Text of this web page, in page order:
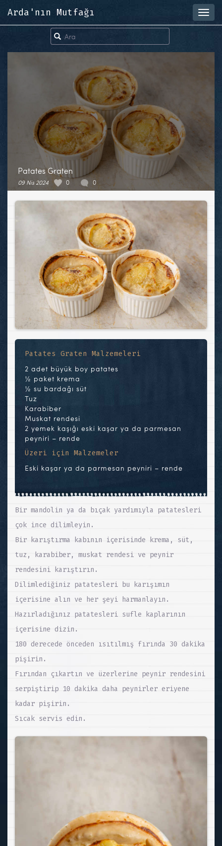
Arda'nın Mutfağı
Patates Graten
09 Nis 2024 0 0
Patates Graten Malzemeleri
2 adet büyük boy patates
½ paket krema
½ su bardağı süt
Tuz
Karabiber
Muskat rendesi
2 yemek kaşığı eski kaşar ya da parmesan
peyniri – rende
Üzeri için Malzemeler
Eski kaşar ya da parmesan peyniri – rende
Bir mandolin ya da bıçak yardımıyla patatesleri
çok ince dilimleyin.
Bir karıştırma kabının içerisinde krema, süt,
tuz, karabiber, muskat rendesi ve peynir
rendesini karıştırın.
Dilimlediğiniz patatesleri bu karışımın
içerisine alın ve her şeyi harmanlayın.
Hazırladığınız patatesleri sufle kaplarının
içerisine dizin.
180 derecede önceden ısıtılmış fırında 30 dakika
pişirin.
Fırından çıkartın ve üzerlerine peynir rendesini
serpiştirip 10 dakika daha peynirler eriyene
kadar pişirin.
Sıcak servis edin.